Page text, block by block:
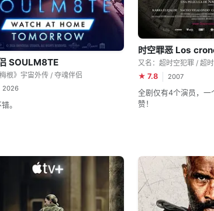
SOULM8TE
根》宇宙外传 / 夺魂伴侣
2026
。
时空罪恶 Los
★ 7.8
2007
全剧仅有4个演员，一
赞！